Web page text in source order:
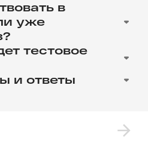
в
уже
в ШИФТ Лаб могут
очной
тестовое
только по
необходимую
задание, точные
и ответы